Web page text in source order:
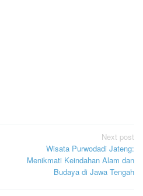
Next post
Wisata Purwodadi Jateng:
Menikmati Keindahan Alam dan
Budaya di Jawa Tengah